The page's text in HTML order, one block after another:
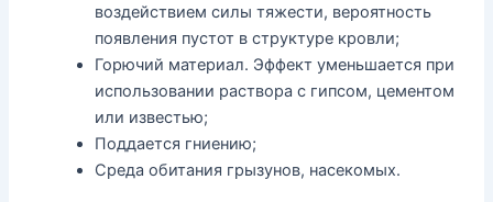
воздействием силы тяжести, вероятность
появления пустот в структуре кровли;
Горючий материал. Эффект уменьшается при
использовании раствора с гипсом, цементом
или известью;
Поддается гниению;
Среда обитания грызунов, насекомых.